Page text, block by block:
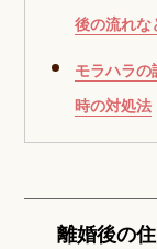
後の流れな
モラハラ
時の対処法
離婚後の